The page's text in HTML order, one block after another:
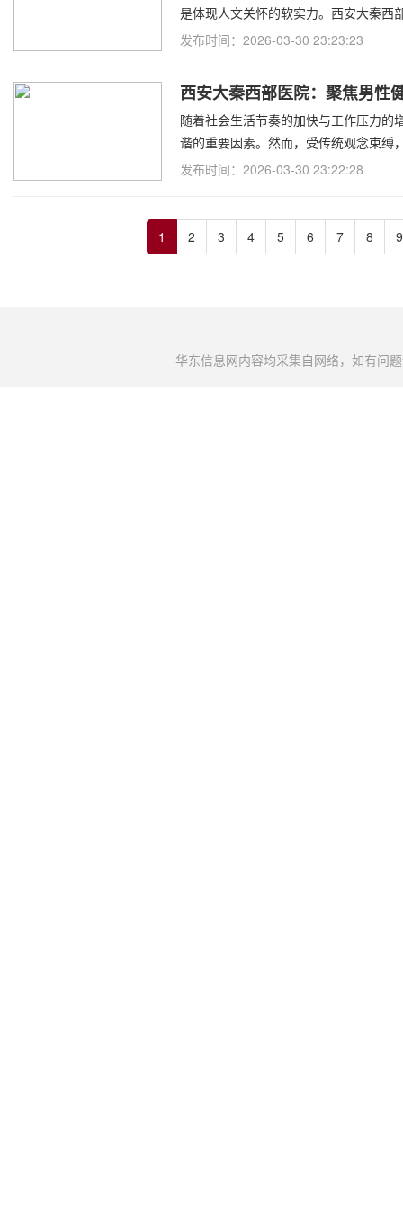
是体现人文关怀的软实力。西安大秦西
发布时间：2026-03-30 23:23:23
西安大秦西部医院：聚焦男性
随着社会生活节奏的加快与工作压力的
谐的重要因素。然而，受传统观念束缚
发布时间：2026-03-30 23:22:28
1 2 3 4 5 6 7 8 9
华东信息网内容均采集自网络，如有问